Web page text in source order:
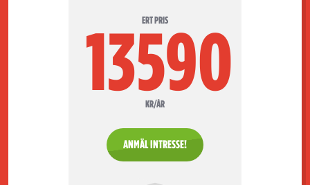
ERT PRIS
13590
KR/ÅR
ANMÄL INTRESSE!